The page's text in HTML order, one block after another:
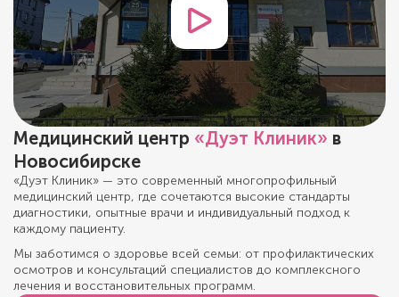
Медицинский центр «Дуэт Клиник» в
Новосибирске
«Дуэт Клиник» — это современный многопрофильный
медицинский центр, где сочетаются высокие стандарты
диагностики, опытные врачи и индивидуальный подход к
каждому пациенту.
Мы заботимся о здоровье всей семьи: от профилактических
осмотров и консультаций специалистов до комплексного
лечения и восстановительных программ.